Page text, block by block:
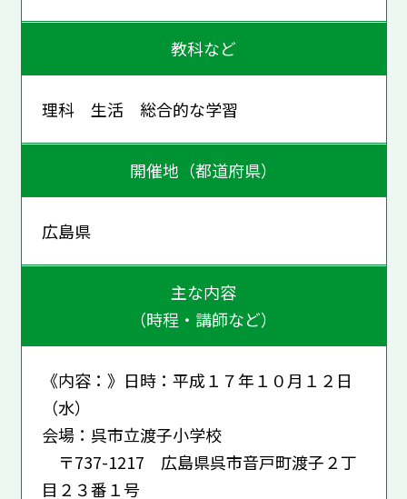
教科など
理科 生活 総合的な学習
開催地（都道府県）
広島県
主な内容
（時程・講師など）
《内容：》日時：平成１７年１０月１２日
（水）
会場：呉市立渡子小学校
〒737-1217 広島県呉市音戸町渡子２丁
目２３番１号